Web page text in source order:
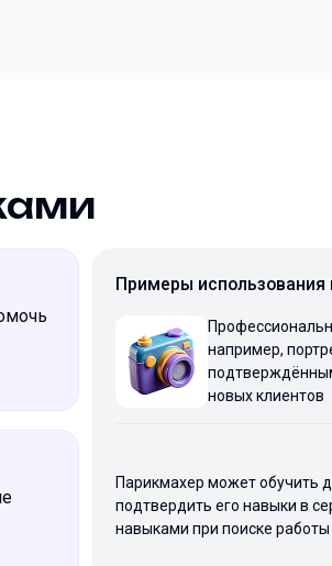
Примеры использования
например,
новых клиентов
Парикмахер может обучить
подтвердить его навыки в
навыками при поиске работы